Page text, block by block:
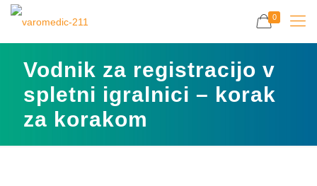
0
Vodnik za registracijo v
spletni igralnici – korak
za korakom